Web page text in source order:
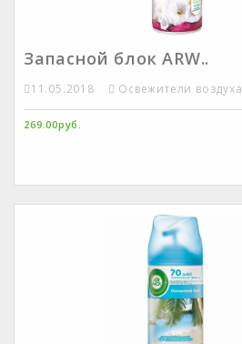
Запасной блок ARW..
11.05.2018 Освежители воздуха
269.00руб.